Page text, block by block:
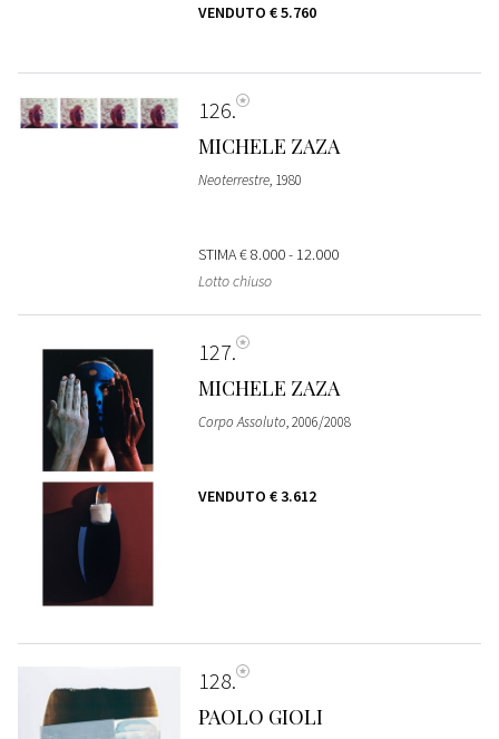
VENDUTO € 5.760
126
MICHELE ZAZA
Neoterrestre, 1980
STIMA€ 8.000 - 12.000
Lotto chiuso
127
MICHELE ZAZA
Corpo Assoluto, 2006/2008
VENDUTO € 3.612
128
PAOLO GIOLI